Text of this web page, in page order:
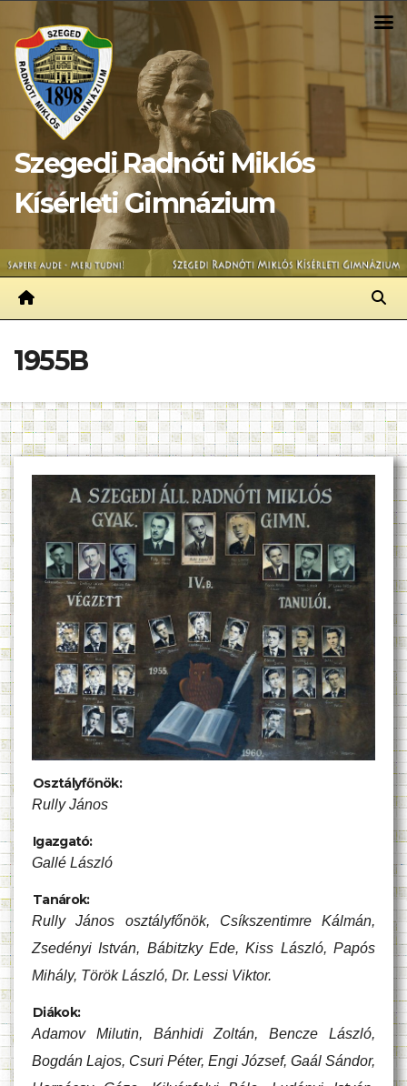
content
Szegedi Radnóti Miklós
Kísérleti Gimnázium
1955B
Osztályfőnök:
Rully János
Igazgató:
Gallé László
Tanárok:
Rully János osztályfőnök, Csíkszentimre Kálmán,
Zsedényi István, Bábitzky Ede, Kiss László, Papós
Mihály, Török László, Dr. Lessi Viktor.
Diákok:
Adamov Milutin, Bánhidi Zoltán, Bencze László,
Bogdán Lajos, Csuri Péter, Engi József, Gaál Sándor,